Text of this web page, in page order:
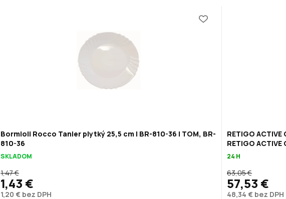
Bormioli Rocco Tanier plytký 25,5 cm | BR-810-36 | TOM, BR-
810-36
SKLADOM
1,20 € bez DPH
1,47 €
1,43 €
RETIGO
RETIGO ACTIVE
24 H
48,34 € bez DPH
63,05 €
57,53 €